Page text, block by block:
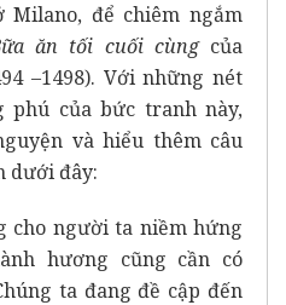
để chiêm ngắm
ăn tối cuối cùngcủa
–1498). Với những nét
phú của bức tranh này,
và hiểu thêm câu
dưới đây:
cho người ta niềm hứng
hương cũng cần có
ta đang đề cập đến